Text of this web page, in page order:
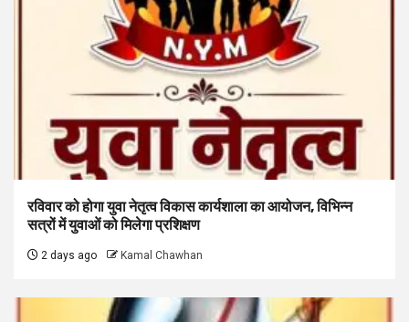
रविवार को होगा युवा नेतृत्व विकास कार्यशाला का आयोजन, विभिन्न
सत्रों में युवाओं को मिलेगा प्रशिक्षण
2 days ago Kamal Chawhan